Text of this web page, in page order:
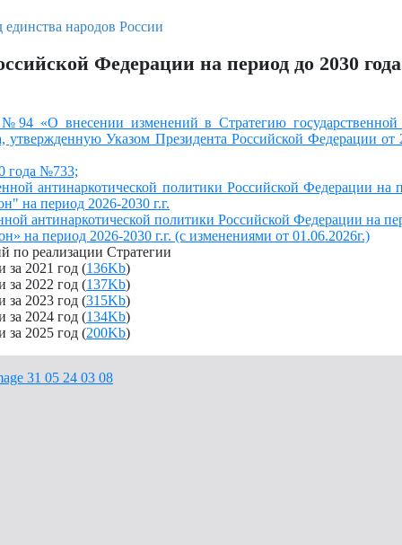
Федерации на период до 2030
«О внесении изменений в Стратегию государственной
утвержденную Указом Президента Российской Федерации
года №733;
антинаркотической политики Российской Федерации на
на период 2026-2030 г.г.
антинаркотической политики Российской Федерации на
период 2026-2030 г.г. (с изменениями от 01.06.2026г.)
по реализации Стратегии
за 2021 год (136Kb)
за 2022 год (137Kb)
за 2023 год (315Kb)
за 2024 год (134Kb)
за 2025 год (200Kb)